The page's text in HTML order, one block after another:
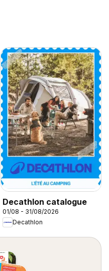
Decathlon catalogue
01/08 - 31/08/2026
Decathlon